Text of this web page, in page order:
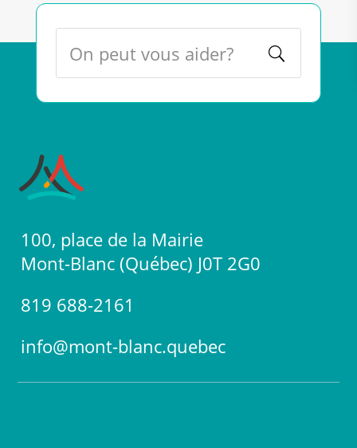
100, place de la Mairie
Mont-Blanc (Québec) J0T 2G0
819 688-2161
info@mont-blanc.quebec